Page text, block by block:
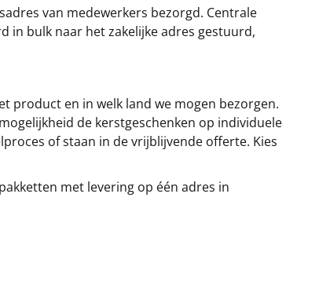
van medewerkers bezorgd. Centrale
in bulk naar het zakelijke adres gestuurd,
product en in welk land we mogen bezorgen.
de kerstgeschenken op individuele
of staan in de vrijblijvende offerte. Kies
met levering op één adres in